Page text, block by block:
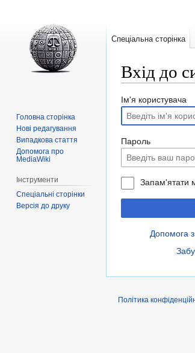
Вхід до
Перейти
до
навігації
Перейти
до
пошуку
Ім'я користувача
Пароль
Запам'ятати
Допомога
Спеціальна сторінка
Головна сторінка
Нові редагування
Випадкова стаття
Допомога про
MediaWiki
Інструменти
Спеціальні сторінки
Версія до друку
Політика